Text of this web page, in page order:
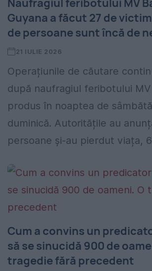
Naufragiul feribotului MV
Guyana a făcut 27 de
de persoane sunt încă de
21 IULIE 2026
Operațiunile de căutare
după naufragiul feribotului MV
produs în noaptea de
duminică. Autoritățile au
persoane și-au pierdut viața,
Cum a convins un
să se sinucidă 900 de
tragedie fără precedent